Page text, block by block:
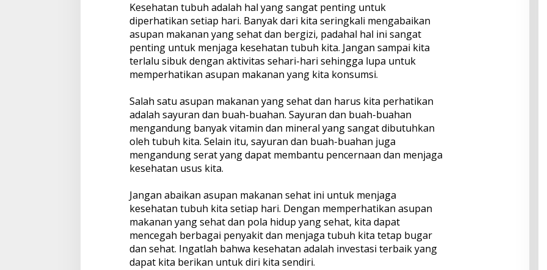
Kesehatan tubuh adalah hal yang sangat penting untuk
diperhatikan setiap hari. Banyak dari kita seringkali mengabaikan
asupan makanan yang sehat dan bergizi, padahal hal ini sangat
penting untuk menjaga kesehatan tubuh kita. Jangan sampai kita
terlalu sibuk dengan aktivitas sehari-hari sehingga lupa untuk
memperhatikan asupan makanan yang kita konsumsi.
Salah satu asupan makanan yang sehat dan harus kita perhatikan
adalah sayuran dan buah-buahan. Sayuran dan buah-buahan
mengandung banyak vitamin dan mineral yang sangat dibutuhkan
oleh tubuh kita. Selain itu, sayuran dan buah-buahan juga
mengandung serat yang dapat membantu pencernaan dan menjaga
kesehatan usus kita.
Jangan abaikan asupan makanan sehat ini untuk menjaga
kesehatan tubuh kita setiap hari. Dengan memperhatikan asupan
makanan yang sehat dan pola hidup yang sehat, kita dapat
mencegah berbagai penyakit dan menjaga tubuh kita tetap bugar
dan sehat. Ingatlah bahwa kesehatan adalah investasi terbaik yang
dapat kita berikan untuk diri kita sendiri.